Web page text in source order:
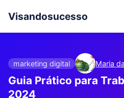
Visandosucesso
marketing digital Maria
Guia Prático para
2024